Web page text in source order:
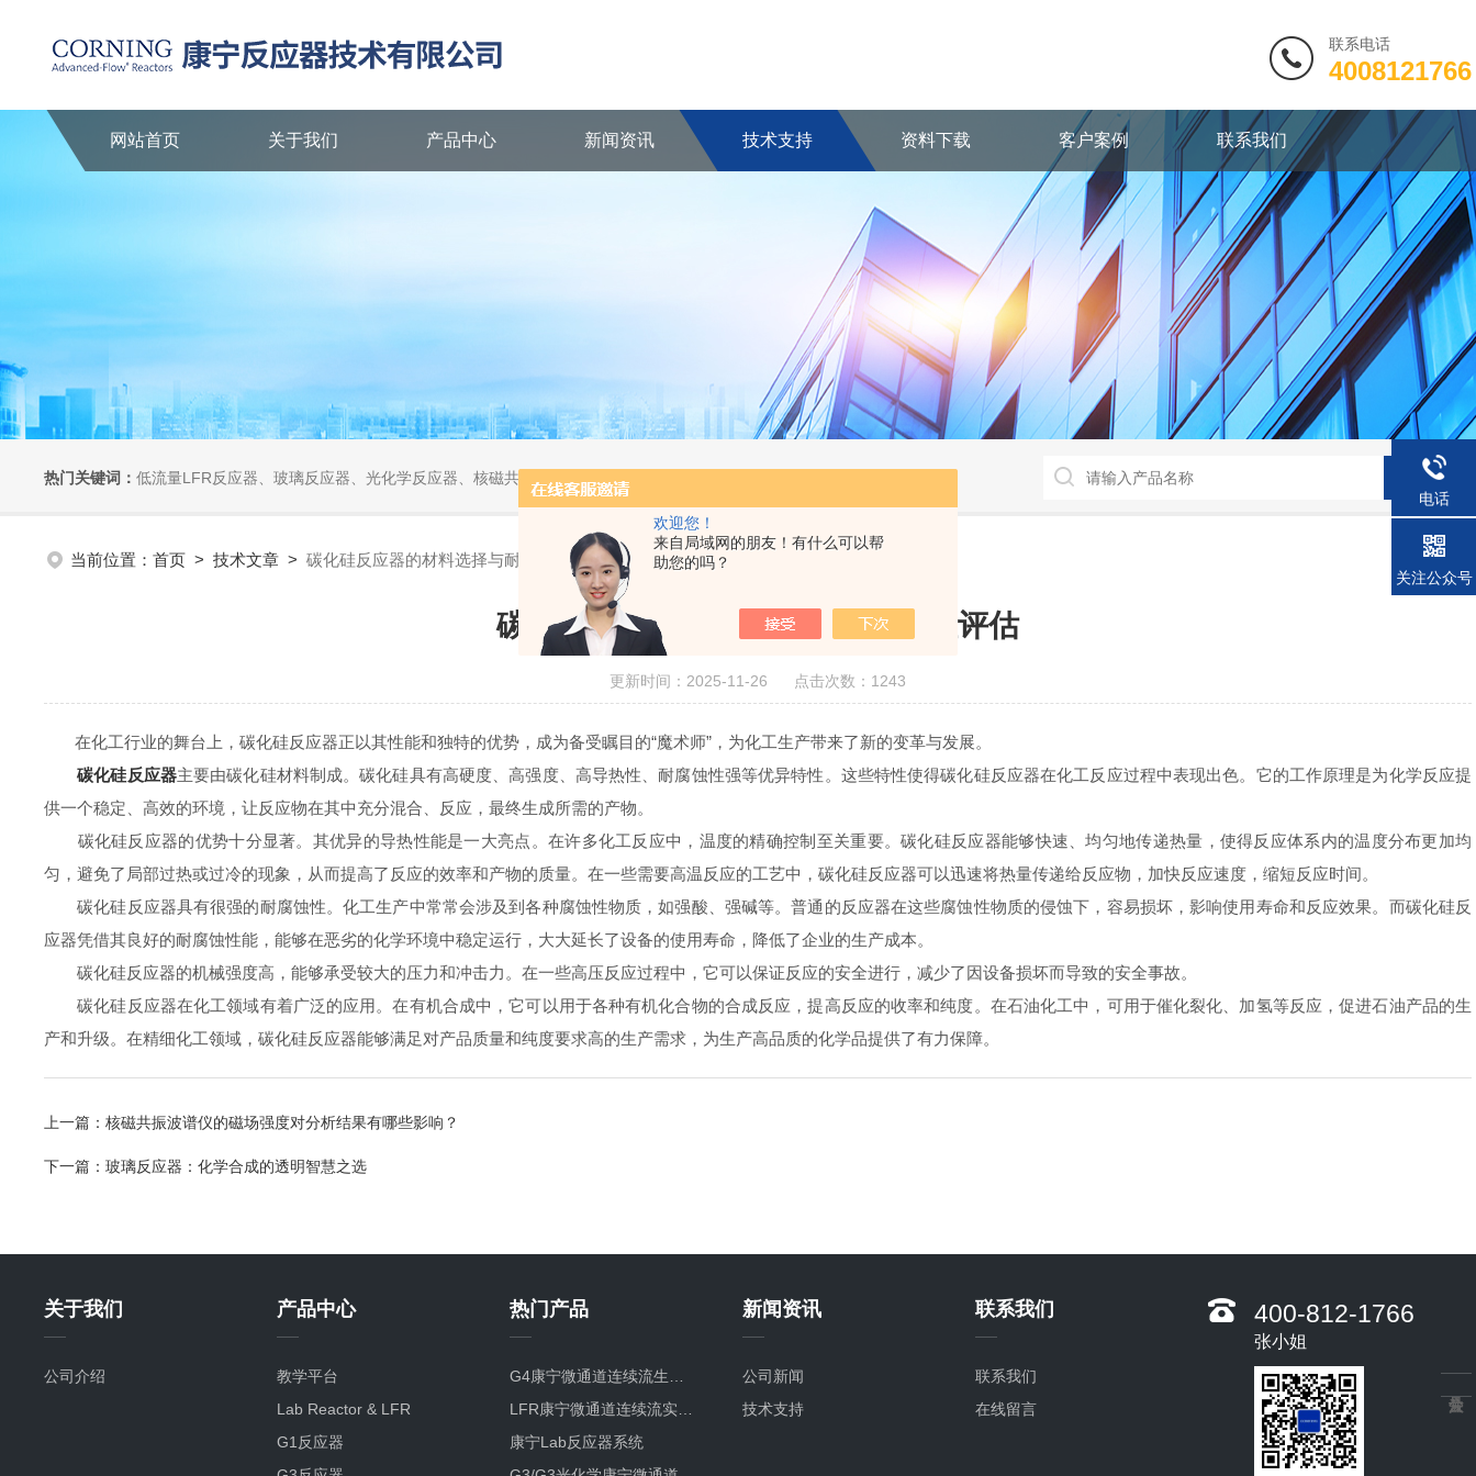
欢迎您！
来自局域网的朋友！有什么可以帮
助您的吗？
联系电话
4008121766
网站首页 关于我们 产品中心 新闻资讯 技术支持 资料下载 客户案例 联系我们
热门关键词： 低流量LFR反应器、玻璃反应器、光化学反应器、核磁共振波谱仪、陶瓷反应器
当前位置： 首页 > 技术文章 > 碳化硅反应器的材料选择与耐久性评估
碳化硅反应器的材料选择与耐久性评估
更新时间：2025-11-26 点击次数：1243
在化工行业的舞台上，碳化硅反应器正以其性能和独特的优势，成为备受瞩目的“魔术师”，为化工生产带来了新的变革与发展。
碳化硅反应器主要由碳化硅材料制成。碳化硅具有高硬度、高强度、高导热性、耐腐蚀性强等优异特性。这些特性使得碳化硅反应器在化工反应过程中表现出色。它的工作原理是为化学反应提
供一个稳定、高效的环境，让反应物在其中充分混合、反应，最终生成所需的产物。
碳化硅反应器的优势十分显著。其优异的导热性能是一大亮点。在许多化工反应中，温度的精确控制至关重要。碳化硅反应器能够快速、均匀地传递热量，使得反应体系内的温度分布更加均
匀，避免了局部过热或过冷的现象，从而提高了反应的效率和产物的质量。在一些需要高温反应的工艺中，碳化硅反应器可以迅速将热量传递给反应物，加快反应速度，缩短反应时间。
碳化硅反应器具有很强的耐腐蚀性。化工生产中常常会涉及到各种腐蚀性物质，如强酸、强碱等。普通的反应器在这些腐蚀性物质的侵蚀下，容易损坏，影响使用寿命和反应效果。而碳化硅反
应器凭借其良好的耐腐蚀性能，能够在恶劣的化学环境中稳定运行，大大延长了设备的使用寿命，降低了企业的生产成本。
碳化硅反应器的机械强度高，能够承受较大的压力和冲击力。在一些高压反应过程中，它可以保证反应的安全进行，减少了因设备损坏而导致的安全事故。
碳化硅反应器在化工领域有着广泛的应用。在有机合成中，它可以用于各种有机化合物的合成反应，提高反应的收率和纯度。在石油化工中，可用于催化裂化、加氢等反应，促进石油产品的生
产和升级。在精细化工领域，碳化硅反应器能够满足对产品质量和纯度要求高的生产需求，为生产高品质的化学品提供了有力保障。
上一篇： 核磁共振波谱仪的磁场强度对分析结果有哪些影响？
下一篇： 玻璃反应器：化学合成的透明智慧之选
关于我们
公司介绍
产品中心
教学平台
Lab Reactor & LFR
G1反应器
热门产品
康宁Lab反应器系统
新闻资讯
公司新闻
技术支持
联系我们
联系我们
在线留言
400-812-1766
张小姐
电话
关注公众号